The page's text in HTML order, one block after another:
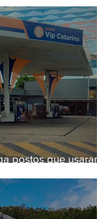
postos que usaram
em 2020